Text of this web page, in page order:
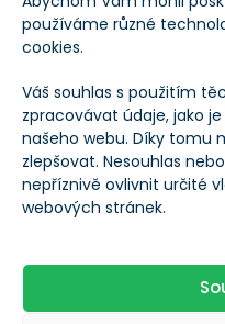
používáme různé
cookies.
Váš souhlas s použitím
zpracovávat údaje, jako
našeho webu. Díky tomu
zlepšovat. Nesouhlas
nepříznivě ovlivnit určité
webových stránek.
Visa zároveň s
whitepaper, ve kterém
mohou do tohoto
svoje vlastní NFT.
nýbrž jde pouze o
postupů.
Vstup velkých hráčů do
býčí impuls